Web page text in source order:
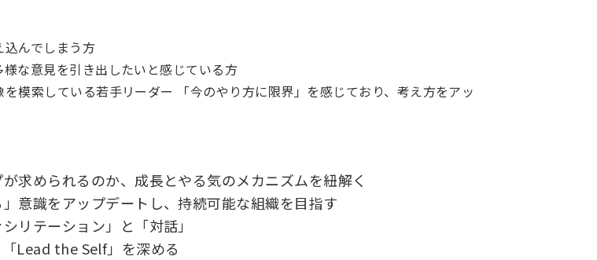
込んでしまう方
な意見を引き出したいと感じている方
模索している若手リーダー 「今のやり方に限界」を感じており、考え方をアッ
求められるのか、成長とやる気のメカニズムを紐解く
意識をアップデートし、持続可能な組織を目指す
リテーション」と「対話」
Lead the Self」を深める